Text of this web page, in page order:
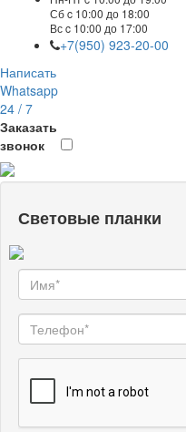
Сб c 10:00 до 18:00
Вс c 10:00 до 17:00
+7(950) 923-20-00
Написать
Whatsapp
24 / 7
Заказать
звонок
Световые планки